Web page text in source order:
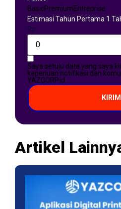
BasicPremiumEntreprise
Estimasi Tahun Pertama 1
Rp
Saya setuju data yang saya
keperluan notifikasi dan
YAZCORP.id
KIRIM
Artikel